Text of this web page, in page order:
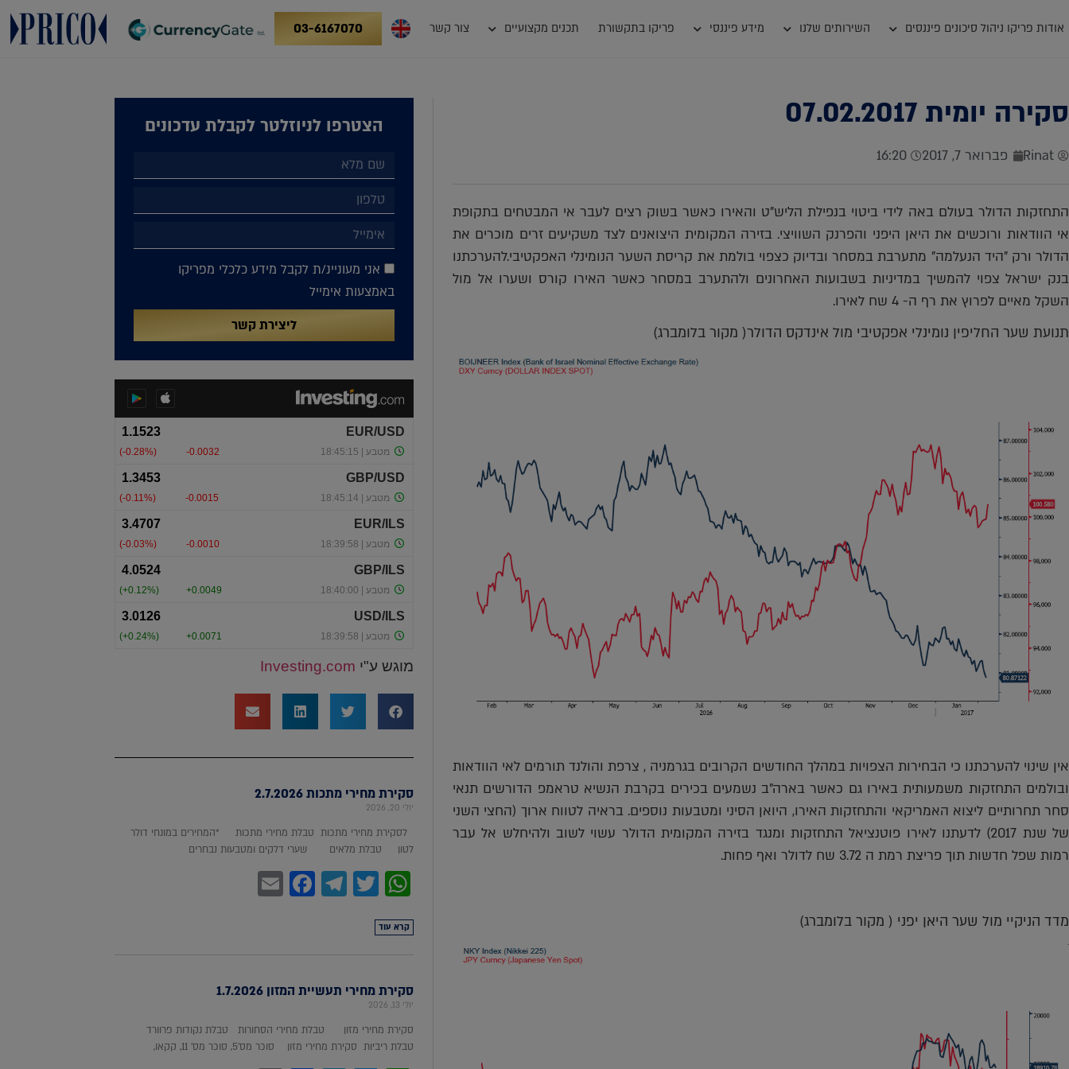
אודות פריקו ניהול סיכונים פיננסים השירותים שלנו מידע פיננסי פריקו בתקשורת תכנים מקצועיים צור קשר 03-6167070
סקירה יומית 07.02.2017
Rinat פברואר 7, 2017 16:20
התחזקות הדולר בעולם באה לידי ביטוי בנפילת הליש"ט והאירו כאשר בשוק רצים לעבר אי המבטחים בתקופת
אי הוודאות ורוכשים את היאן היפני והפרנק השוויצי. בזירה המקומית היצואנים לצד משקיעים זרים מוכרים את
הדולר ורק "היד הנעלמה" מתערבת במסחר ובדיוק כצפוי בולמת את קריסת השער הנומינלי האפקטיבי.להערכתנו
בנק ישראל צפוי להמשיך במדיניות בשבועות האחרונים ולהתערב במסחר כאשר האירו קורס ושערו אל מול
השקל מאיים לפרוץ את רף ה- 4 שח לאירו.
תנועת שער החליפין נומינלי אפקטיבי מול אינדקס הדולר( מקור בלומברג)
אין שינוי להערכתנו כי הבחירות הצפויות במהלך החודשים הקרובים בגרמניה , צרפת והולנד תורמים לאי הוודאות
ובולמים התחזקות משמעותית באירו גם כאשר בארה"ב נשמעים בכירים בקרבת הנשיא טראמפ הדורשים תנאי
סחר תחרותיים ליצוא האמריקאי והתחזקות האירו, היואן הסיני ומטבעות נוספים. בראיה לטווח ארוך (החצי השני
של שנת 2017) לדעתנו לאירו פוטנציאל התחזקות ומנגד בזירה המקומית הדולר עשוי לשוב ולהיחלש אל עבר
רמות שפל חדשות תוך פריצת רמת ה 3.72 שח לדולר ואף פחות.
מדד הניקיי מול שער היאן יפני ( מקור בלומברג)
הצטרפו לניוזלטר לקבלת עדכונים
אני מעוניינ/ת לקבל מידע כלכלי מפריקו
באמצעות אימייל
ליצירת קשר
מוגש ע"י Investing.com
סקירת מחירי מתכות 2.7.2026
יולי 20, 2026
לסקירת מחירי מתכות טבלת מחירי מתכות *המחירים במונחי דולר
לטון טבלת מלאים שערי דלקים ומטבעות נבחרים
WhatsApp
Twitter
Telegram
Facebook
Email
קרא עוד
סקירת מחירי תעשיית המזון 1.7.2026
יולי 13, 2026
סקירת מחירי מזון טבלת מחירי הסחורות טבלת נקודות פרוורד
טבלת ריביות סקירת מחירי מזון סוכר מס'5, סוכר מס' 11, קקאו,